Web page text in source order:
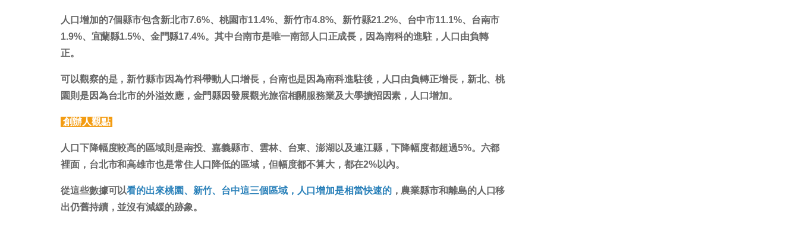
人口增加的7個縣市包含新北市7.6%、桃園市11.4%、新竹市4.8%、新竹縣21.2%、台中市11.1%、台南市
1.9%、宜蘭縣1.5%、金門縣17.4%。其中台南市是唯一南部人口正成長，因為南科的進駐，人口由負轉
正。
可以觀察的是，新竹縣市因為竹科帶動人口增長，台南也是因為南科進駐後，人口由負轉正增長，新北、桃
園則是因為台北市的外溢效應，金門縣因發展觀光旅宿相關服務業及大學擴招因素，人口增加。
創辦人觀點
人口下降幅度較高的區域則是南投、嘉義縣市、雲林、台東、澎湖以及連江縣，下降幅度都超過5%。六都
裡面，台北市和高雄市也是常住人口降低的區域，但幅度都不算大，都在2%以內。
從這些數據可以看的出來桃園、新竹、台中這三個區域，人口增加是相當快速的，農業縣市和離島的人口移
出仍舊持續，並沒有減緩的跡象。